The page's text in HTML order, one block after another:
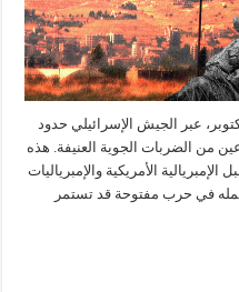
عبر الجيش الإسرائيلي حدود
من الضربات الجوية العنيفة. هذه
الأمريكية والإمبرياليات
في حرب مفتوحة قد تستمر